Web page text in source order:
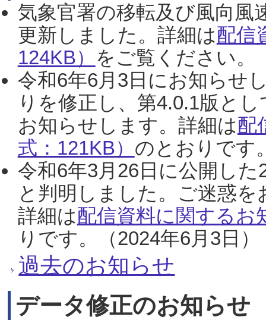
気象官署の移転及び風向風
更新しました。詳細は配信
124KB） をご覧ください。
令和6年6月3日にお知らせ
りを修正し、第4.0.1版と
お知らせします。詳細は配
式：121KB） のとおりです
令和6年3月26日に公開し
と判明しました。ご迷惑
詳細は配信資料に関するお
りです。（2024年6月3日）
過去のお知らせ
データ修正のお知らせ